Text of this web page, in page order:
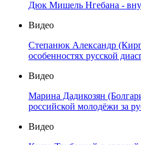
Дюк Мишель Нгебана -
Видео
Степанюк Александр
особенностях русской
Видео
Марина Дадикозян
российской молодёжи за
Видео